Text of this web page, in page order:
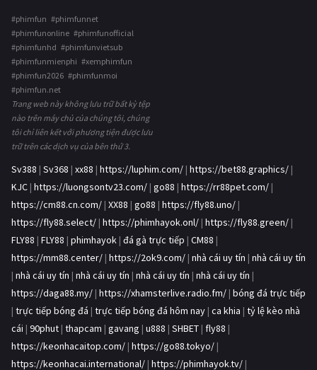
#phimfun #phimfunnet
#phimfunonline #phimfunofficial
#phimfunhd #phimfunvietsub
#phimfunmienphi #xemphimfun
#phimfun2026 #phimfunmoi
#phimfun.net
Trang web này không lưu trữ bất kỳ tệp
nào trên máy chủ của chúng tôi, chúng
tôi chỉ liên kết với phương tiện được lưu
trữ trên các dịch vụ của bên thứ 3.
Sv388 | Sv368 | xx88 | https://luphim.com/ | https://bet88.graphics/ |
KJC | https://luongsontv23.com/ | go88 | https://rr88pet.com/ |
https://cm88.cn.com/ | XX88 | go88 | https://fly88.uno/ |
https://fly88.select/ | https://phimhayok.onl/ | https://fly88.green/ |
FLY88 | FLY88 | phimhayok | đá gà trực tiếp | CM88 |
https://mm88.center/ | https://2ok9.com/ | nhà cái uy tín | nhà cái uy tín
| nhà cái uy tín | nhà cái uy tín | nhà cái uy tín | nhà cái uy tín |
https://daga88.my/ | https://xhamsterlive.radio.fm/ | bóng đá trực tiếp
| trực tiếp bóng đá | trực tiếp bóng đá hôm nay | ca khia | tỷ lệ kèo nhà
cái | 90phut | thapcam | gavang | u888 | SHBET | fly88 |
https://keonhacaitop.com/ | https://go88.tokyo/ |
https://keonhacai.international/ | https://phimhayok.tv/ |